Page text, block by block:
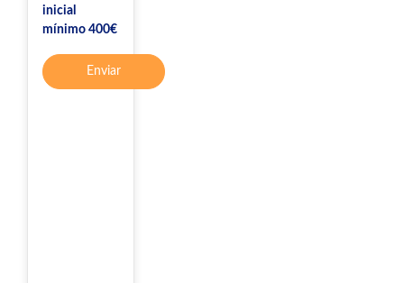
inicial
mínimo 400€
Enviar